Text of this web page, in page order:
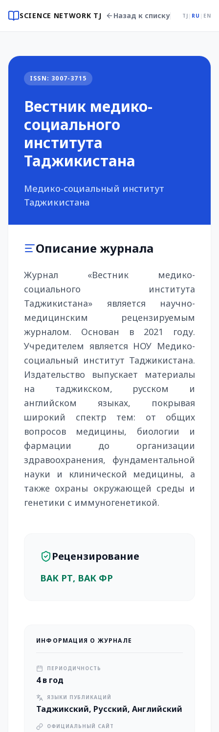
SCIENCE NETWORK TJ Назад к списку TJ | RU | EN
ISSN: 3007-3715
Вестник медико-
социального
института
Таджикистана
Медико-социальный институт
Таджикистана
Описание журнала
Журнал «Вестник медико-
социального института
Таджикистана» является научно-
медицинским рецензируемым
журналом. Основан в 2021 году.
Учредителем является НОУ Медико-
социальный институт Таджикистана.
Издательство выпускает материалы
на таджикском, русском и
английском языках, покрывая
широкий спектр тем: от общих
вопросов медицины, биологии и
фармации до организации
здравоохранения, фундаментальной
науки и клинической медицины, а
также охраны окружающей среды и
генетики с иммуногенетикой.
Рецензирование
ВАК РТ, ВАК ФР
ИНФОРМАЦИЯ О ЖУРНАЛЕ
ПЕРИОДИЧНОСТЬ
4 в год
ЯЗЫКИ ПУБЛИКАЦИЙ
Таджикский, Русский, Английский
ОФИЦИАЛЬНЫЙ САЙТ